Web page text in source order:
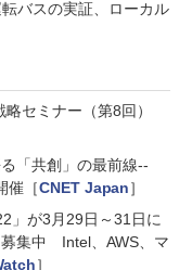
バスの実証、ローカル
セミナー（第8回）
「共創」の最前線--
催［CNET Japan］
」が3月29日～31日に
募集中 Intel、AWS、マ
］